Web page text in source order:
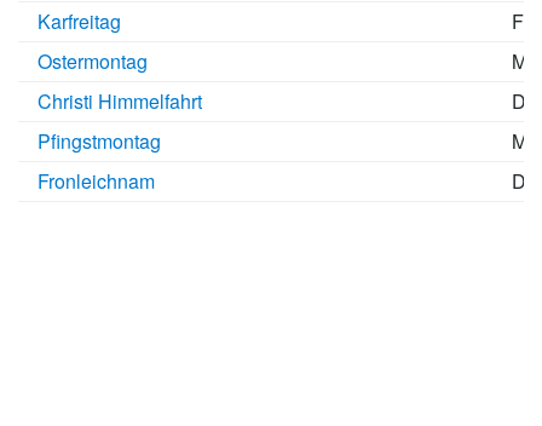
Karfreitag
Fr,
Ostermontag
Christi Himmelfahrt
Pfingstmontag
Fronleichnam